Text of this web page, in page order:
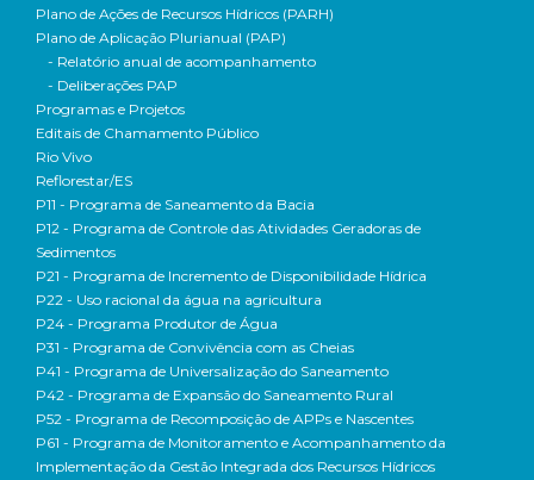
Plano de Ações de Recursos Hídricos (PARH)
Plano de Aplicação Plurianual (PAP)
- Relatório anual de acompanhamento
- Deliberações PAP
Programas e Projetos
Editais de Chamamento Público
Rio Vivo
Reflorestar/ES
P11 - Programa de Saneamento da Bacia
P12 - Programa de Controle das Atividades Geradoras de
Sedimentos
P21 - Programa de Incremento de Disponibilidade Hídrica
P22 - Uso racional da água na agricultura
P24 - Programa Produtor de Água
P31 - Programa de Convivência com as Cheias
P41 - Programa de Universalização do Saneamento
P42 - Programa de Expansão do Saneamento Rural
P52 - Programa de Recomposição de APPs e Nascentes
P61 - Programa de Monitoramento e Acompanhamento da
Implementação da Gestão Integrada dos Recursos Hídricos